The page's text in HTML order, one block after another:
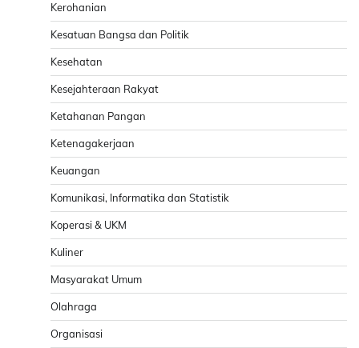
Kerohanian
Kesatuan Bangsa dan Politik
Kesehatan
Kesejahteraan Rakyat
Ketahanan Pangan
Ketenagakerjaan
Keuangan
Komunikasi, Informatika dan Statistik
Koperasi & UKM
Kuliner
Masyarakat Umum
Olahraga
Organisasi